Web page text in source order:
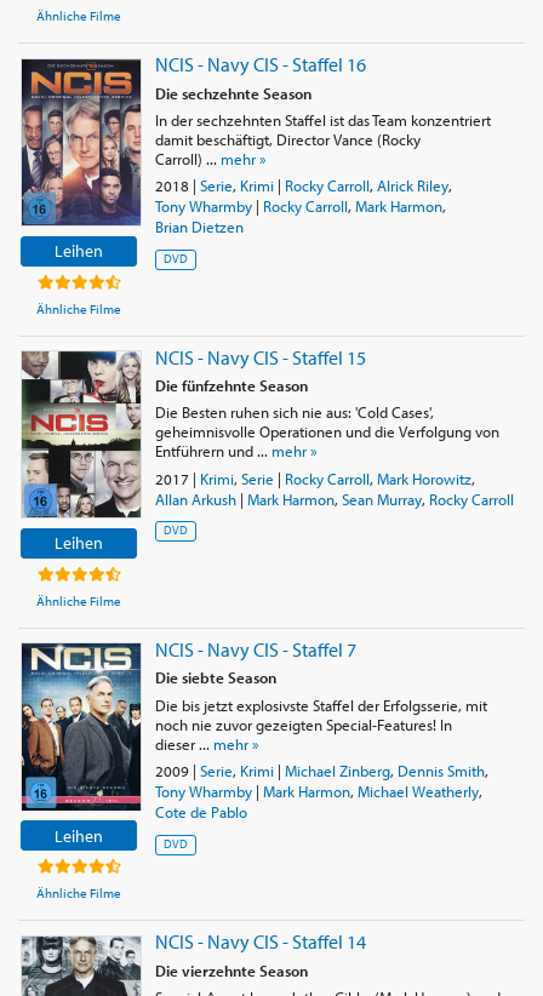
Ähnliche Filme
Leihen
Ähnliche Filme
NCIS - Navy CIS - Staffel 16
Die sechzehnte Season
In der sechzehnten Staffel ist das Team konzentriert
damit beschäftigt, Director Vance (Rocky
Carroll) ... mehr »
2018| Serie, Krimi| Rocky Carroll, Alrick Riley,
Tony Wharmby| Rocky Carroll, Mark Harmon,
Brian Dietzen
DVD
Leihen
Ähnliche Filme
NCIS - Navy CIS - Staffel 15
Die fünfzehnte Season
Die Besten ruhen sich nie aus: 'Cold Cases',
geheimnisvolle Operationen und die Verfolgung von
Entführern und ... mehr »
2017 | Krimi, Serie | Rocky Carroll, Mark Horowitz,
Allan Arkush| Mark Harmon, Sean Murray, Rocky Carroll
DVD
Leihen
Ähnliche Filme
NCIS - Navy CIS - Staffel 7
Die siebte Season
Die bis jetzt explosivste Staffel der Erfolgsserie, mit
noch nie zuvor gezeigten Special-Features! In
dieser ... mehr »
2009| Serie, Krimi| Michael Zinberg, Dennis Smith,
Tony Wharmby| Mark Harmon, Michael Weatherly,
Cote de Pablo
DVD
NCIS - Navy CIS - Staffel 14
Die vierzehnte Season